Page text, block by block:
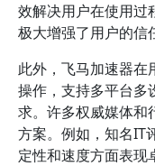
效解决用户在使用过
极大增强了用户的信
此外，飞马加速器在
操作，支持多平台多
求。许多权威媒体和
方案。例如，知名IT
定性和速度方面表现